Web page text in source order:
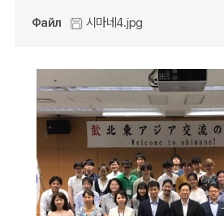
Файл 시마네4.jpg